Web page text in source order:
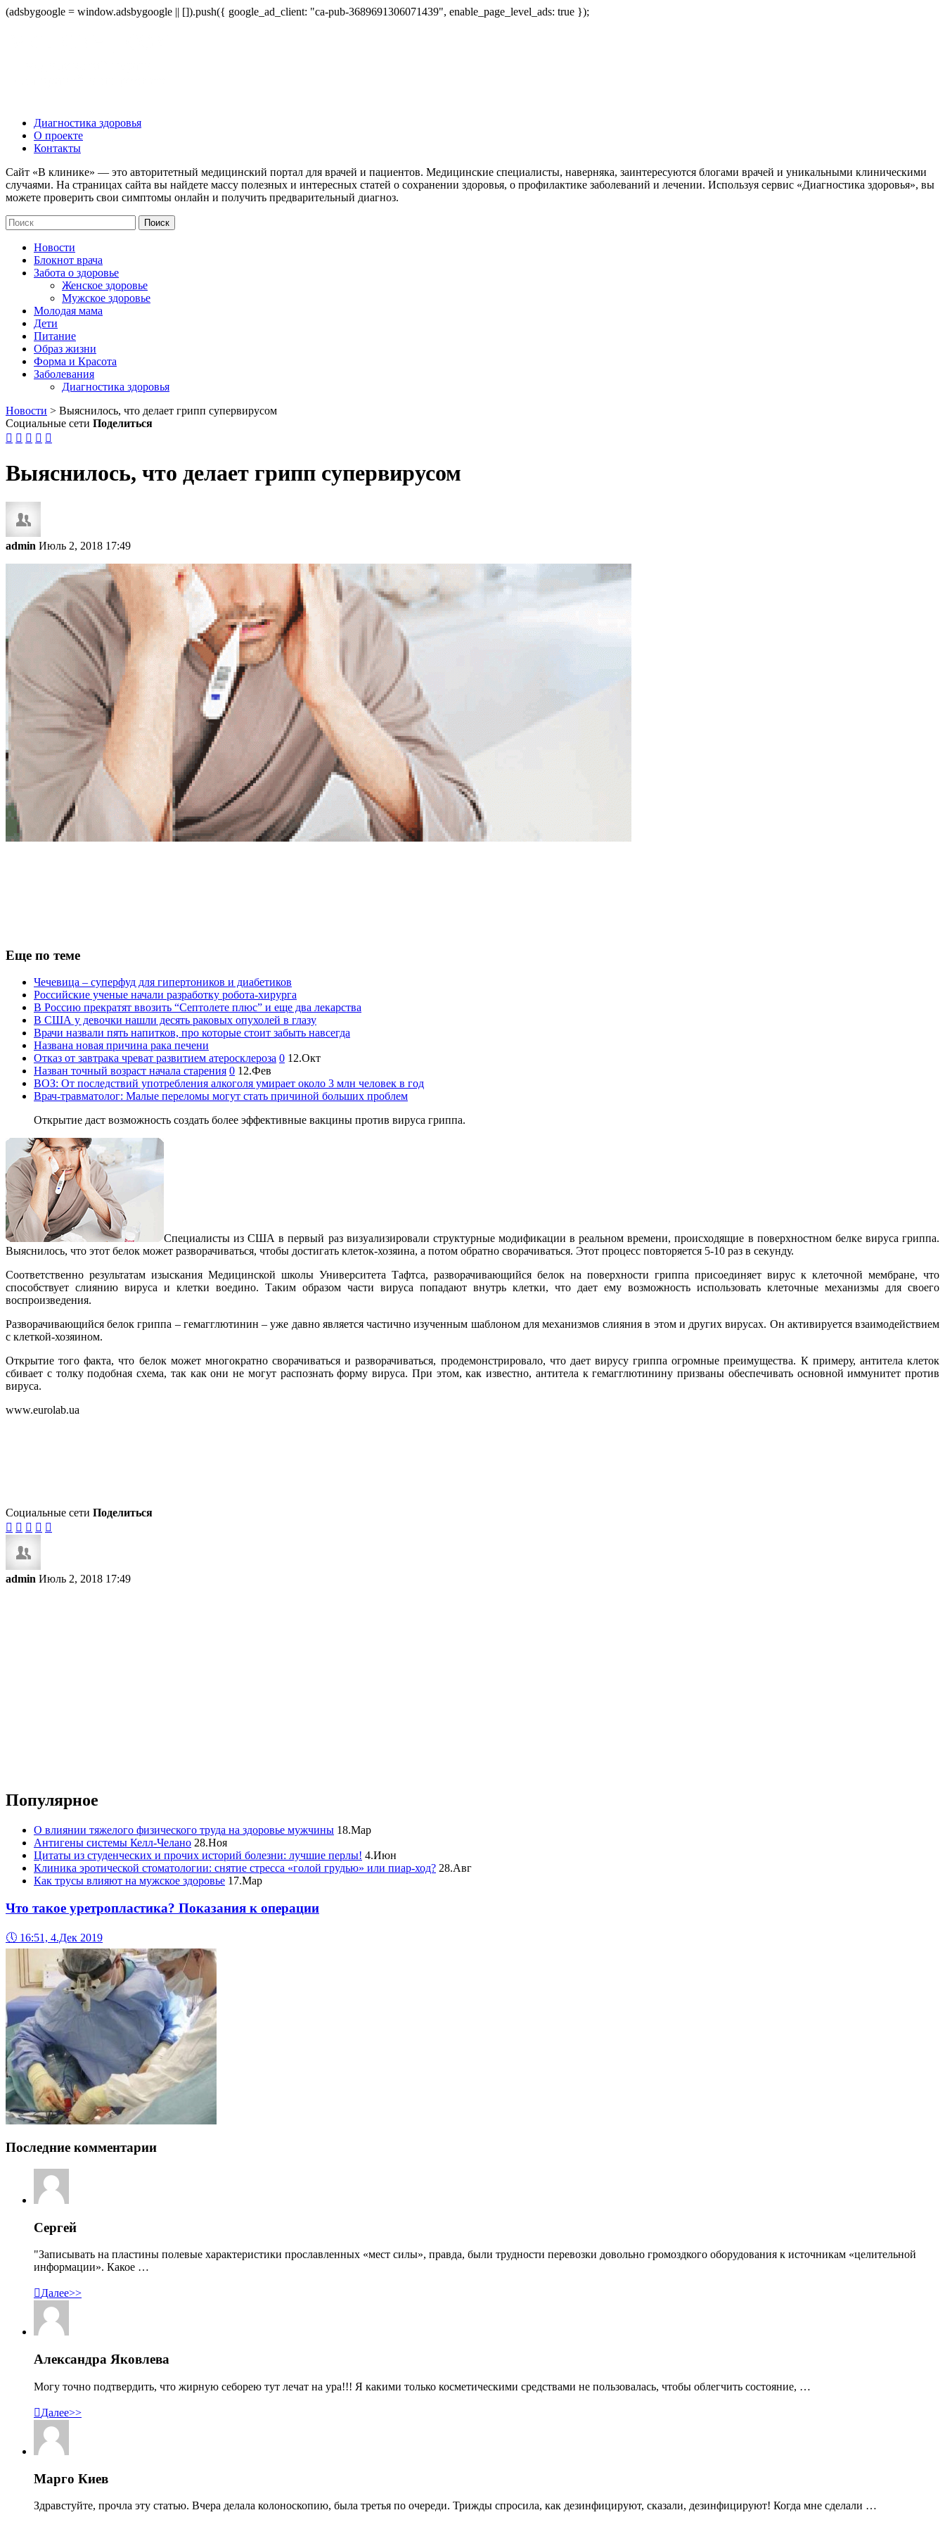
(adsbygoogle = window.adsbygoogle || []).push({ google_ad_client: "ca-pub-3689691306071439", enable_page_level_ads: true });
Диагностика здоровья
О проекте
Контакты
Сайт «В клинике» — это авторитетный медицинский портал для врачей и пациентов. Медицинские специалисты, наверняка, заинтересуются блогами врачей и уникальными клиническими
случаями. На страницах сайта вы найдете массу полезных и интересных статей о сохранении здоровья, о профилактике заболеваний и лечении. Используя сервис «Диагностика здоровья», вы
можете проверить свои симптомы онлайн и получить предварительный диагноз.
Новости
Блокнот врача
Забота о здоровье
Женское здоровье
Мужское здоровье
Молодая мама
Дети
Питание
Образ жизни
Форма и Красота
Заболевания
Диагностика здоровья
Новости > Выяснилось, что делает грипп супервирусом
Социальные сети Поделиться
    
Выяснилось, что делает грипп супервирусом
admin Июль 2, 2018 17:49
Еще по теме
Чечевица – суперфуд для гипертоников и диабетиков
Российские ученые начали разработку робота-хирурга
В Россию прекратят ввозить “Септолете плюс” и еще два лекарства
В США у девочки нашли десять раковых опухолей в глазу
Врачи назвали пять напитков, про которые стоит забыть навсегда
Названа новая причина рака печени
Отказ от завтрака чреват развитием атеросклероза 0 12.Окт
Назван точный возраст начала старения 0 12.Фев
ВОЗ: От последствий употребления алкоголя умирает около 3 млн человек в год
Врач-травматолог: Малые переломы могут стать причиной больших проблем
Открытие даст возможность создать более эффективные вакцины против вируса гриппа.
Специалисты из США в первый раз визуализировали структурные модификации в реальном времени, происходящие в поверхностном белке вируса гриппа.
Выяснилось, что этот белок может разворачиваться, чтобы достигать клеток-хозяина, а потом обратно сворачиваться. Этот процесс повторяется 5-10 раз в секунду.
Соответственно результатам изыскания Медицинской школы Университета Тафтса, разворачивающийся белок на поверхности гриппа присоединяет вирус к клеточной мембране, что
способствует слиянию вируса и клетки воедино. Таким образом части вируса попадают внутрь клетки, что дает ему возможность использовать клеточные механизмы для своего
воспроизведения.
Разворачивающийся белок гриппа – гемагглютинин – уже давно является частично изученным шаблоном для механизмов слияния в этом и других вирусах. Он активируется взаимодействием
с клеткой-хозяином.
Открытие того факта, что белок может многократно сворачиваться и разворачиваться, продемонстрировало, что дает вирусу гриппа огромные преимущества. К примеру, антитела клеток
сбивает с толку подобная схема, так как они не могут распознать форму вируса. При этом, как известно, антитела к гемагглютинину призваны обеспечивать основной иммунитет против
вируса.
www.eurolab.ua
Социальные сети Поделиться
    
admin Июль 2, 2018 17:49
Популярное
О влиянии тяжелого физического труда на здоровье мужчины 18.Мар
Антигены системы Келл-Челано 28.Ноя
Цитаты из студенческих и прочих историй болезни: лучшие перлы! 4.Июн
Клиника эротической стоматологии: снятие стресса «голой грудью» или пиар-ход? 28.Авг
Как трусы влияют на мужское здоровье 17.Мар
Что такое уретропластика? Показания к операции
🕔 16:51, 4.Дек 2019
Последние комментарии
Сергей
"Записывать на пластины полевые характеристики прославленных «мест силы», правда, были трудности перевозки довольно громоздкого оборудования к источникам «целительной
информации». Какое …
Далее>>
Александра Яковлева
Могу точно подтвердить, что жирную себорею тут лечат на ура!!! Я какими только косметическими средствами не пользовалась, чтобы облегчить состояние, …
Далее>>
Марго Киев
Здравстуйте, прочла эту статью. Вчера делала колоноскопию, была третья по очереди. Трижды спросила, как дезинфицируют, сказали, дезинфицируют! Когда мне сделали …